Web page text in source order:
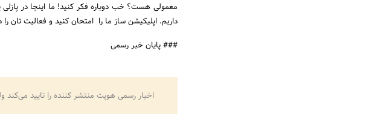
معمولی هست؟ خب دوباره فکر کنید! ما اینجا در
داریم. اپلیکیشن ساز ما را امتحان کنید و فعالیت تان
### پایان خبر رسمی
اخبار رسمی هویت منتشر کننده را تایید